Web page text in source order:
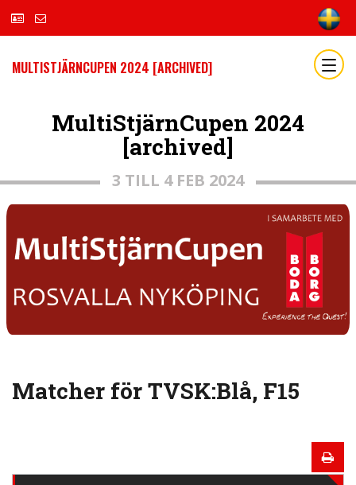
MULTISTJÄRNCUPEN 2024 [ARCHIVED]
MultiStjärnCupen 2024
[archived]
3 TILL 4 FEB 2024
Matcher för TVSK:Blå, F15